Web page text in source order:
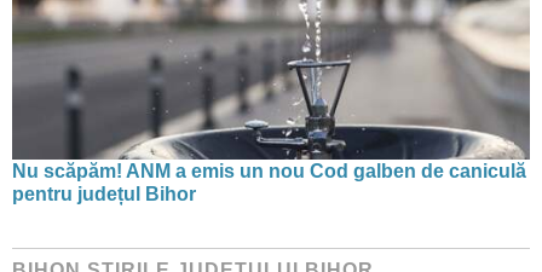
Nu scăpăm! ANM a emis un nou Cod galben de caniculă
pentru județul Bihor